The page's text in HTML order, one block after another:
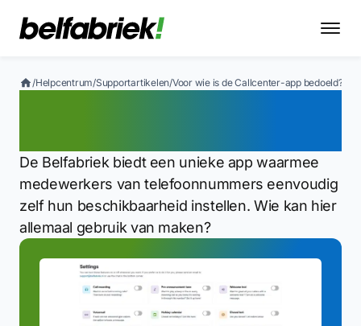
/Helpcentrum/Supportartikelen/Voor wie is de Callcenter-app bedoeld?
De Belfabriek biedt een unieke app waarmee
medewerkers van telefoonnummers eenvoudig
zelf hun beschikbaarheid instellen. Wie kan hier
allemaal gebruik van maken?